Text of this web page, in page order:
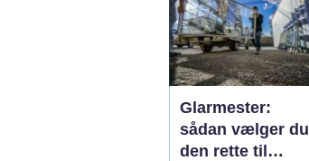
Glarmester:
sådan vælger du
den rette til